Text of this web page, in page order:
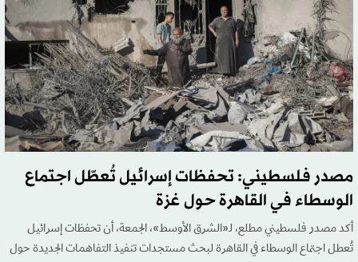
مصدر فلسطيني: تحفظات إسرائيل تُعطّل اجتماع
الوسطاء في القاهرة حول غزة
أكد مصدر فلسطيني مطلع، لـ«الشرق الأوسط»، الجمعة، أن تحفظات إسرائيل
تُعطل اجتماع الوسطاء في القاهرة لبحث مستجدات تنفيذ التفاهمات الجديدة حول